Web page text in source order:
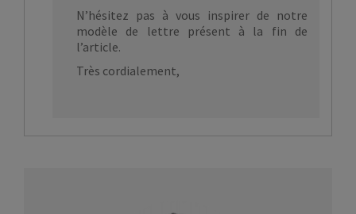
N’hésitez pas à vous inspirer de notre
modèle de lettre présent à la fin de
l’article.
Très cordialement,